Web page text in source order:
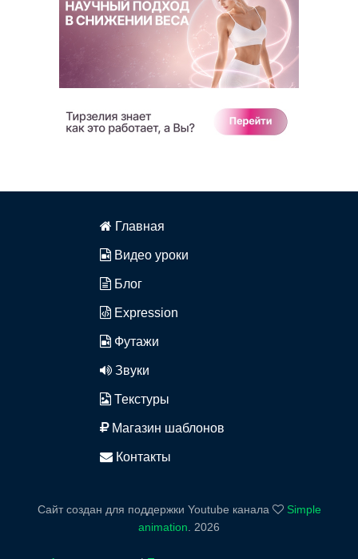
Главная
Видео уроки
Блог
Expression
Футажи
Звуки
Текстуры
Магазин шаблонов
Контакты
Сайт создан для поддержки Youtube канала
Simple
animation
2026